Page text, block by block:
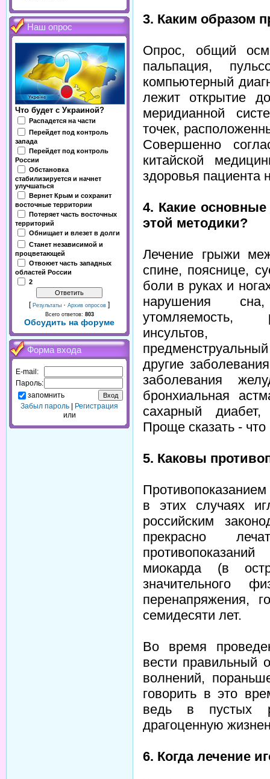
Наш опрос
Что будет с Украиной?
Распадется на части
Перейдет под контроль
запада
Перейдет под контроль
России
Обстановка
стабилизируется и начнет
улучшаться
Вернет Крым и сохранит
восточные территории
Потеряет часть восточных
территорий
Обнищает и влезет в долги
Станет независимой и
процветающей
Отвоюет часть западных
областей России
2
[ Результаты · Архив опросов ]
Всего ответов: 803
Обсудить на форуме
Форма входа
E-mail:
Пароль:
запомнить
Забыл пароль
Регистрация
или
3. Каким образом
Опрос, общий
пальпация,
компьютерный
лежит открытие
меридианной
точек,
Совершенно
китайской
здоровья пациента
4. Какие
этой методики?
Лечение грыжи
спине, пояснице,
боли в руках и
нарушения
утомляемость,
инсультов,
другие
заболевания
бронхиальная
сахарный
Проще сказать - что
5. Каковы
в этих случаях
российским
прекрасно
миокарда (в
значительного
перенапряжения,
семидесяти лет.
Во время
вести правильный
волнений,
говорить в это
ведь в пустых
драгоценную
6. Когда лечение